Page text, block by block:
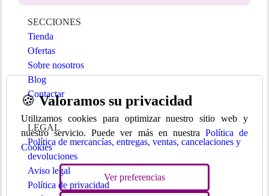
SECCIONES
Tienda
Ofertas
Sobre nosotros
Blog
Contactar
LEGAL
Política de mercancías, entregas, ventas, cancelaciones y
devoluciones
Aviso legal
Política de privacidad
🍪Valoramos su privacidad
Utilizamos cookies para optimizar nuestro sitio web y
nuestro servicio. Puede ver más en nuestra Política de
Cookies
Ver preferencias